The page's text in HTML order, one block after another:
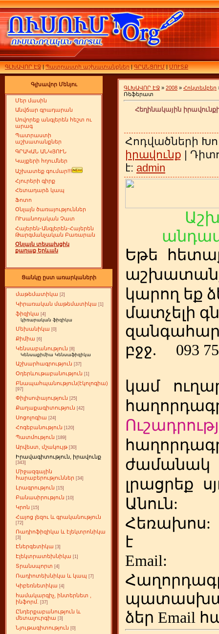
ԳԼԽԱՎՈՐ ԷՋ|Պատրաստի աշխատանքներ|ԳՐԱՆՑՈՒՄ|ՄՈՒՏՔ
Գլխավոր Մենյու
Մեր մասին
Անվճար գրադարան
Սովորեք անգլերեն հեշտ ու
արագ
Պատրաստի
աշխատանքներ
ԳՐԱԿԱՆ ԱՆԿՅՈՒՆ
Կայքերի հղումներ
Աշխատեք գումար!!!
Հյուրերի գիրք
Հետադարձ կապ
Ֆոտո
Օնլայն ծառայություններ
ՈՒսանողական Չատ
Հայերեն-Անգլերեն-Հայերեն
Թարգմանչական Բառարան
Օնլայն տեսախցիկ
քաղաք Երևան
Ցանկը ըստ առարկաների
մաթեմատիկա [2]
Կիրառական մաթեմատիկա [1]
ֆիզիկա [4]
կիռարական ֆիզիկա
Մեխանիկա [0]
Քիմիա [6]
Կենսաբանություն [8]
Կենսաքիմիա Կենսաֆիզիկա
Աշխարհագրություն [37]
Օդերևութաբանություն [1]
Բնապահպանություն(էկոլոգիա)
[97]
Փիլիսոփայություն [25]
Քաղաքագիտություն [42]
Սոցոլոգիա [24]
Հոգեբանություն [120]
Պատմություն [189]
Արվեստ, մշակույթ [30]
Իրավագիտություն, իրավունք
[343]
Միջազգային
հարաբերություններ [34]
Լրագրություն [15]
Բանասիրություն [10]
Կրոն [15]
Հայոց լեզու և գրականություն
[72]
Ռադիոֆիզիկա և էլեկտրոնիկա
[3]
Էներգետիկա [3]
Էլեկտրատեխնիկա [1]
Տրանսպորտ [4]
Ռադիոտեխնիկա և կապ [7]
Կիբեռնետիկա [4]
համակարգիչ, ինտերնետ ,
ինֆորմ.
[37]
Ընդերքաբանություն և
մետալուրգիա [3]
Նյութագիտություն [0]
ԳԼԽԱՎՈՐ ԷՋ » 2008 » Հոկտեմբեր
Ռեֆերատ
Հեղինակային
Հոդվածների
իրավունք |
է: admin
Եթե հ
կարող եք
մատչելի
բջջ.
093
կամ
ժամանակ
լրացրեք
Անուն:
Հեռախոս
է
ձեր Email